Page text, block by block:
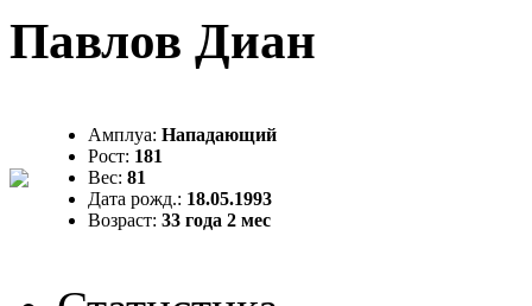
Павлов Диан
Амплуа: Нападающий
Рост: 181
Вес: 81
Дата рожд.: 18.05.1993
Возраст: 33 года 2 мес